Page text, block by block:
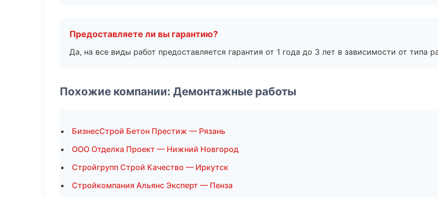
Предоставляете ли вы гарантию?
Да, на все виды работ предоставляется гарантия от 1 года до 3 лет в зависимости от типа
Похожие компании: Демонтажные работы
БизнесСтрой Бетон Престиж — Рязань
ООО Отделка Проект — Нижний Новгород
Стройгрупп Строй Качество — Иркутск
Стройкомпания Альянс Эксперт — Пенза